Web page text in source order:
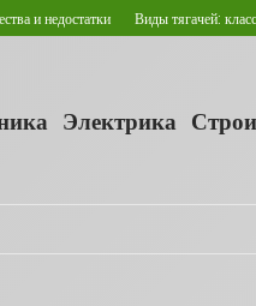
Виды тягачей:
Электрика